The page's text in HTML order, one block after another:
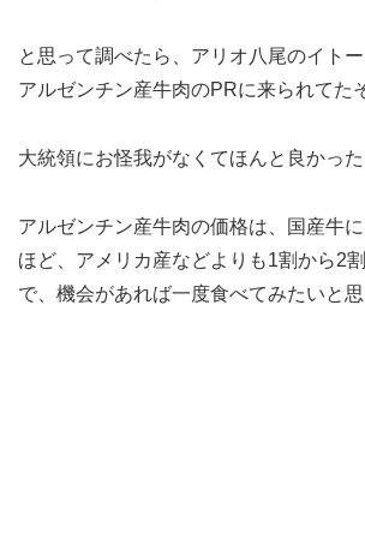
と思って調べたら、アリオ八尾のイトー
アルゼンチン産牛肉のPRに来られてた
大統領にお怪我がなくてほんと良かっ
アルゼンチン産牛肉の価格は、国産牛
ほど、アメリカ産などよりも1割から2
で、機会があれば一度食べてみたいと